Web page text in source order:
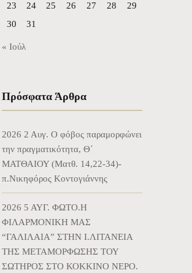
23
24 25 26 27 28
29
30
31
« Ιούλ
Πρόσφατα Άρθρα
2026 2 Αυγ. Ο φόβος παραμορφώνει
την πραγματικότητα, Θ΄
ΜΑΤΘΑΙΟΥ (Ματθ. 14,22-34)-
π.Νικηφόρος Κοντογιάννης
2026 5 ΑΥΓ. ΦΩΤΟ.Η
ΦΙΛΑΡΜΟΝΙΚΗ ΜΑΣ
“ΓΑΛΙΛΑΙΑ” ΣΤΗΝ Ι.ΛΙΤΑΝΕΙΑ
ΤΗΣ ΜΕΤΑΜΟΡΦΩΣΗΣ ΤΟΥ
ΣΩΤΗΡΟΣ ΣΤΟ ΚΟΚΚΙΝΟ ΝΕΡΟ.